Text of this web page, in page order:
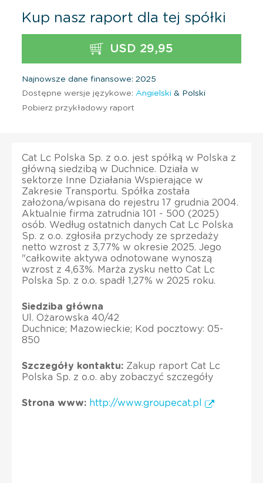
Kup nasz raport dla tej spółki
USD 29,95
Najnowsze dane finansowe: 2025
Dostępne wersje językowe: Angielski & Polski
Pobierz przykładowy raport
Cat Lc Polska Sp. z o.o. jest spółką w Polska z
główną siedzibą w Duchnice. Działa w
sektorze Inne Działania Wspierające w
Zakresie Transportu. Spółka została
założona/wpisana do rejestru 17 grudnia 2004.
Aktualnie firma zatrudnia 101 - 500 (2025)
osób. Według ostatnich danych Cat Lc Polska
Sp. z o.o. zgłosiła przychody ze sprzedaży
netto wzrost z 3,77% w okresie 2025. Jego
"całkowite aktywa odnotowane wynoszą
wzrost z 4,63%. Marża zysku netto Cat Lc
Polska Sp. z o.o. spadł 1,27% w 2025 roku.
Siedziba główna
Ul. Ożarowska 40/42
Duchnice; Mazowieckie; Kod pocztowy: 05-
850
Szczegóły kontaktu: Zakup raport Cat Lc
Polska Sp. z o.o. aby zobaczyć szczegóły
Strona www: http://www.groupecat.pl